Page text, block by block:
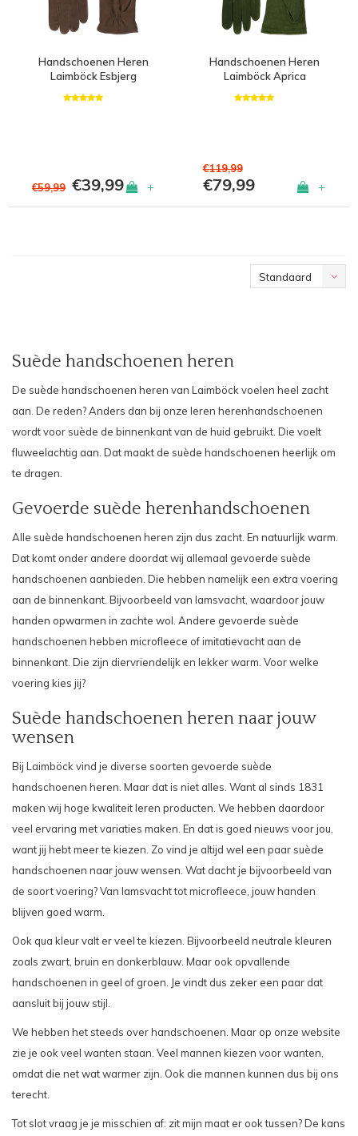
Handschoenen Heren
Laimböck Esbjerg
€59,99 €39,99 +
Handschoenen Heren
Laimböck Aprica
€119,99
€79,99 +
Standaard
Suède handschoenen heren
De suède handschoenen heren van Laimböck voelen heel zacht
aan. De reden? Anders dan bij onze leren herenhandschoenen
wordt voor suède de binnenkant van de huid gebruikt. Die voelt
fluweelachtig aan. Dat maakt de suède handschoenen heerlijk om
te dragen.
Gevoerde suède herenhandschoenen
Alle suède handschoenen heren zijn dus zacht. En natuurlijk warm.
Dat komt onder andere doordat wij allemaal gevoerde suède
handschoenen aanbieden. Die hebben namelijk een extra voering
aan de binnenkant. Bijvoorbeeld van lamsvacht, waardoor jouw
handen opwarmen in zachte wol. Andere gevoerde suède
handschoenen hebben microfleece of imitatievacht aan de
binnenkant. Die zijn diervriendelijk en lekker warm. Voor welke
voering kies jij?
Suède handschoenen heren naar jouw
wensen
Bij Laimböck vind je diverse soorten gevoerde suède
handschoenen heren. Maar dat is niet alles. Want al sinds 1831
maken wij hoge kwaliteit leren producten. We hebben daardoor
veel ervaring met variaties maken. En dat is goed nieuws voor jou,
want jij hebt meer te kiezen. Zo vind je altijd wel een paar suède
handschoenen naar jouw wensen. Wat dacht je bijvoorbeeld van
de soort voering? Van lamsvacht tot microfleece, jouw handen
blijven goed warm.
Ook qua kleur valt er veel te kiezen. Bijvoorbeeld neutrale kleuren
zoals zwart, bruin en donkerblauw. Maar ook opvallende
handschoenen in geel of groen. Je vindt dus zeker een paar dat
aansluit bij jouw stijl.
We hebben het steeds over handschoenen. Maar op onze website
zie je ook veel wanten staan. Veel mannen kiezen voor wanten,
omdat die net wat warmer zijn. Ook die mannen kunnen dus bij ons
terecht.
Tot slot vraag je je misschien af: zit mijn maat er ook tussen? De kans